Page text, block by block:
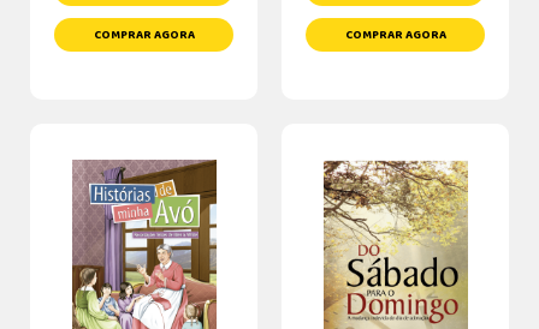
COMPRAR AGORA COMPRAR AGORA